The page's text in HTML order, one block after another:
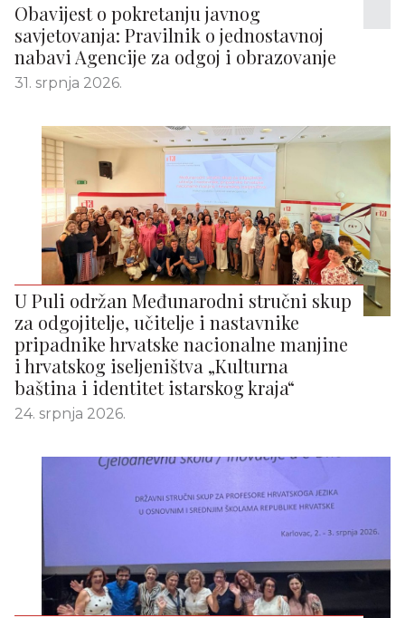
Obavijest o pokretanju javnog
savjetovanja: Pravilnik o jednostavnoj
nabavi Agencije za odgoj i obrazovanje
31. srpnja 2026.
U Puli održan Međunarodni stručni skup
za odgojitelje, učitelje i nastavnike
pripadnike hrvatske nacionalne manjine
i hrvatskog iseljeništva „Kulturna
baština i identitet istarskog kraja“
24. srpnja 2026.